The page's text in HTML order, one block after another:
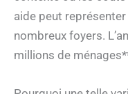
aide peut
nombreux foyers.
millions de